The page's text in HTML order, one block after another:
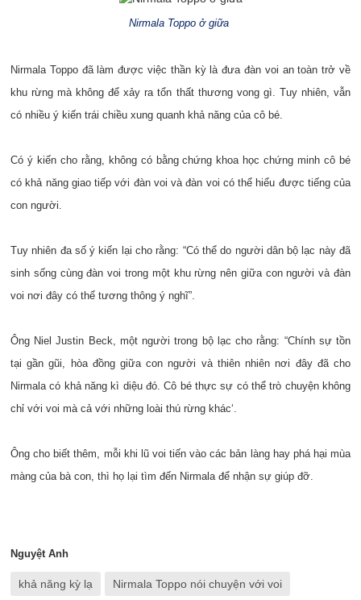
Nirmala Toppo ở giữa
Nirmala Toppo đã làm được việc thần kỳ là đưa đàn voi an toàn trở về
khu rừng mà không để xảy ra tổn thất thương vong gì. Tuy nhiên, vẫn
có nhiều ý kiến trái chiều xung quanh khả năng của cô bé.
Có ý kiến cho rằng, không có bằng chứng khoa học chứng minh cô bé
có khả năng giao tiếp với đàn voi và đàn voi có thể hiểu được tiếng của
con người.
Tuy nhiên đa số ý kiến lại cho rằng: “Có thể do người dân bộ lạc này đã
sinh sống cùng đàn voi trong một khu rừng nên giữa con người và đàn
voi nơi đây có thể tương thông ý nghĩ”.
Ông Niel Justin Beck, một người trong bộ lạc cho rằng: “Chính sự tồn
tại gần gũi, hòa đồng giữa con người và thiên nhiên nơi đây đã cho
Nirmala có khả năng kì diệu đó. Cô bé thực sự có thể trò chuyện không
chỉ với voi mà cả với những loài thú rừng khác‘.
Ông cho biết thêm, mỗi khi lũ voi tiến vào các bản làng hay phá hại mùa
màng của bà con, thì họ lại tìm đến Nirmala để nhận sự giúp đỡ.
Nguyệt Anh
khả năng kỳ lạ Nirmala Toppo nói chuyện với voi